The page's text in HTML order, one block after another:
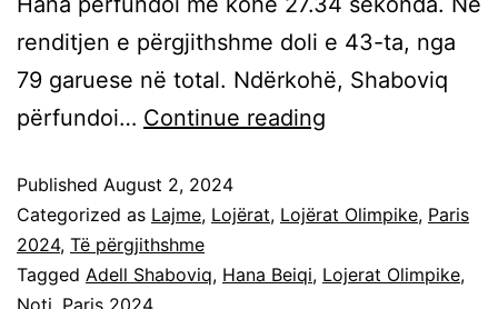
renditjen e përgjithshme doli e 43-ta, nga
79 garuese në total. Ndërkohë, Shaboviq
përfundoi… Continue reading
Published August 2, 2024
Categorized as Lajme, Lojërat, Lojërat Olimpike, Paris
2024, Të përgjithshme
Tagged Adell Shaboviq, Hana Beiqi, Lojerat Olimpike,